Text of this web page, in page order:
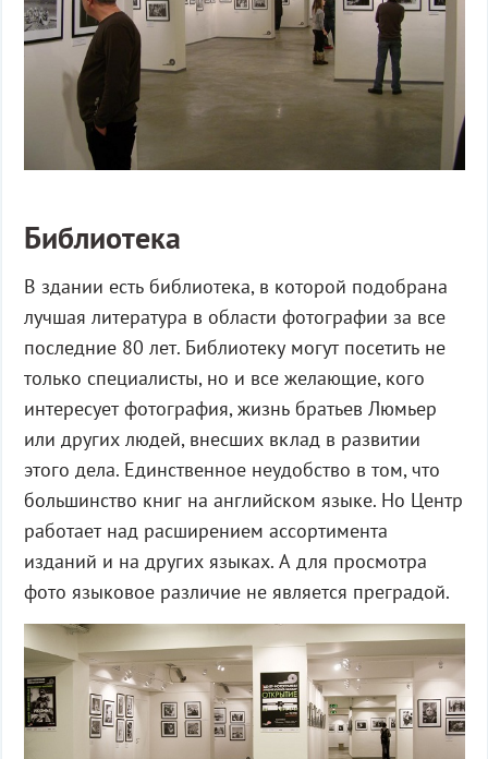
Библиотека
В здании есть библиотека, в которой подобрана
лучшая литература в области фотографии за все
последние 80 лет. Библиотеку могут посетить не
только специалисты, но и все желающие, кого
интересует фотография, жизнь братьев Люмьер
или других людей, внесших вклад в развитии
этого дела. Единственное неудобство в том, что
большинство книг на английском языке. Но Центр
работает над расширением ассортимента
изданий и на других языках. А для просмотра
фото языковое различие не является преградой.